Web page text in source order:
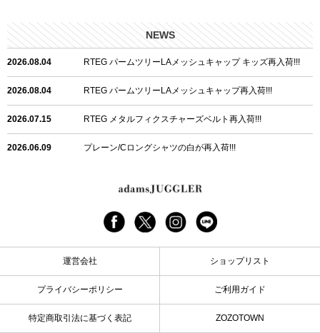
NEWS
2026.08.04 RTEG パームツリーLAメッシュキャップ キッズ再入荷!!!
2026.08.04 RTEG パームツリーLAメッシュキャップ再入荷!!!
2026.07.15 RTEG メタルフィクスチャーズベルト再入荷!!!
2026.06.09 プレーン/Cロングシャツの白が再入荷!!!
24/フリンジデニムロングパンツ再入荷!!!
G/グレーペイントデニムロングパンツ再入荷!!!
2026.04.23 I.W.D.Rデニムロングパンツ再入荷!!!
2026.04.23 ケミカルブラックデニムロングパンツ再入荷!!!
運営会社 ショップリスト
プライバシーポリシー ご利用ガイド
特定商取引法に基づく表記 ZOZOTOWN